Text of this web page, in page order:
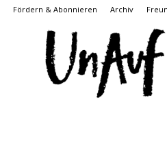
Fördern & Abonnieren Archiv